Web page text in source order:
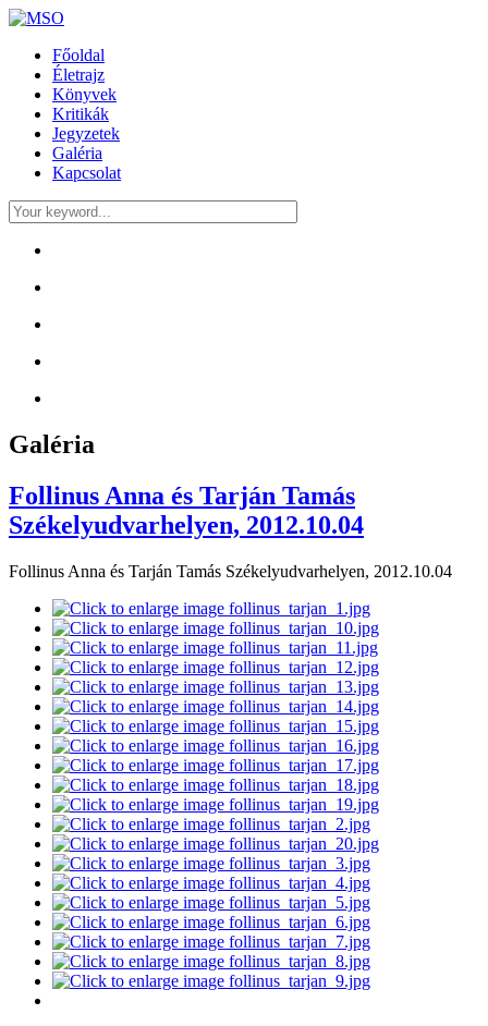
Főoldal
Életrajz
Könyvek
Kritikák
Jegyzetek
Galéria
Kapcsolat
Galéria
Follinus Anna és Tarján Tamás
Székelyudvarhelyen, 2012.10.04
Follinus Anna és Tarján Tamás Székelyudvarhelyen, 2012.10.04